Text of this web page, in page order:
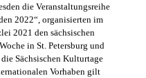
die Veranstaltungsreihe
2022“, organisierten im
2021 den sächsischen
in St. Petersburg und
Sächsischen Kulturtage
Vorhaben gilt